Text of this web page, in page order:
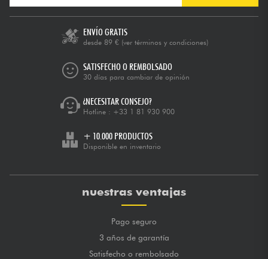
ENVÍO GRATIS
desde 89 € (ver términos y condiciones)
SATISFECHO O REMBOLSADO
30 días para cambiar de opinión
¿NECESITAR CONSEJO?
Hotline : +33 1 81 930 900
+ 10.000 PRODUCTOS
Disponible en inventario
nuestras ventajas
Pago seguro
3 años de garantía
Satisfecho o rembolsado